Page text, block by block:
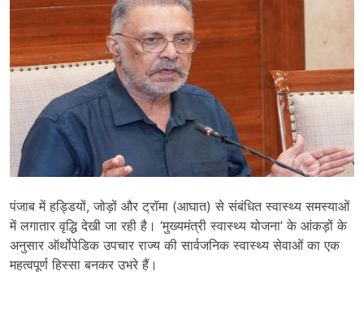
पंजाब में हड्डियों, जोड़ों और ट्रॉमा (आघात) से संबंधित स्वास्थ्य समस्याओं
में लगातार वृद्धि देखी जा रही है। ‘मुख्यमंत्री स्वास्थ्य योजना’ के आंकड़ों के
अनुसार ऑर्थोपेडिक उपचार राज्य की सार्वजनिक स्वास्थ्य सेवाओं का एक
महत्वपूर्ण हिस्सा बनकर उभरे हैं।